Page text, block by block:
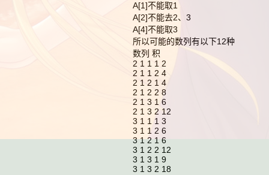
A[1]不能取1
A[2]不能去2、3
A[4]不能取3
所以可能的数列有以下12种
数列 积
2 1 1 1 2
2 1 1 2 4
2 1 2 1 4
2 1 2 2 8
2 1 3 1 6
2 1 3 2 12
3 1 1 1 3
3 1 1 2 6
3 1 2 1 6
3 1 2 2 12
3 1 3 1 9
3 1 3 2 18